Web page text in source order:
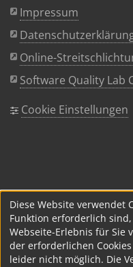
Impressum
Online-
Software Quality Lab
Cookie Einstellungen
Diese Website verwendet
Funktion erforderlich
Webseite-Erlebnis für Sie
der erforderlichen
leider nicht möglich. Die